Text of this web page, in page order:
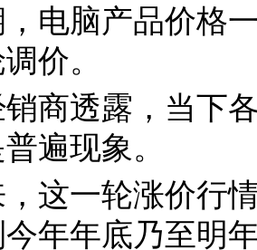
电脑产品价格
价。
商透露，当下
遍现象。
这一轮涨价行
年年底乃至明